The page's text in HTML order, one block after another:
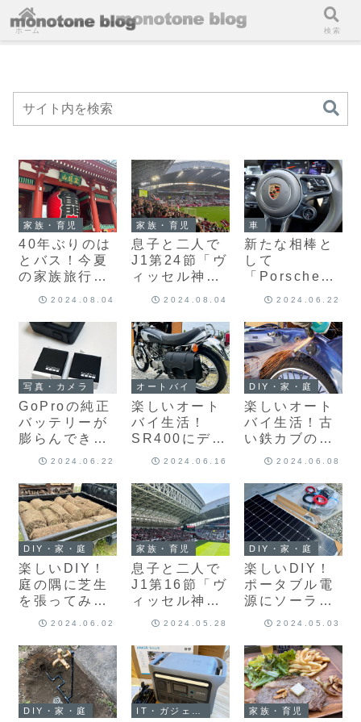
家族・育児
40年ぶりのは
とバス！今夏
の家族旅行は
2024.08.04
家族・育児
息子と二人で
J1第24節「ヴ
ィッセル神戸
てきました♪
2024.08.04
車
新たな相棒と
して
「Porsche
ン）」を購入
しました！
2024.06.22
写真・カメラ
GoProの純正
バッテリーが
膨らんできた
ので新しいモ
え！
2024.06.22
オートバイ
楽しいオート
バイ生活！
SR400にデグ
ナーのサイド
「DEGNER
NB-1」を取り
付けました♪
2024.06.16
DIY・家・庭
楽しいオート
バイ生活！古
い鉄カブのリ
アフェンダー
した♪
2024.06.08
DIY・家・庭
楽しいDIY！
庭の隅に芝生
を張ってみま
した♪2024.06.02
家族・育児
息子と二人で
J1第16節「ヴ
ィッセル神戸
vs 東京ヴェル
きました♪
2024.05.28
DIY・家・庭
楽しいDIY！
ポータブル電
源にソーラー
パネルを接続
をオフグリッ
ド化♪
2024.05.03
DIY・家・庭 家族・育児
ホーム 検索